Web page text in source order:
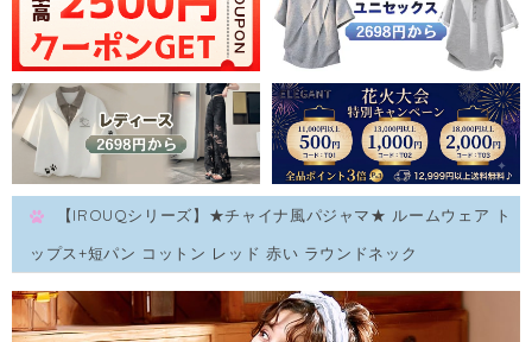
【IROUQシリーズ】★チャイナ風パジャマ★ ルームウェア ト
ップス+短パン コットン レッド 赤い ラウンドネック